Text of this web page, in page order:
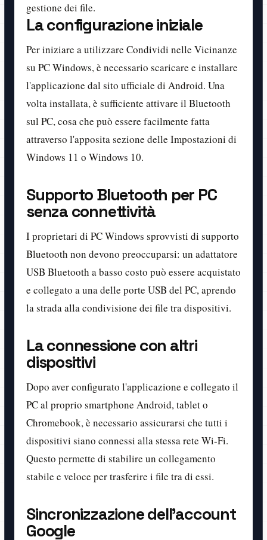
gestione dei file.
La configurazione iniziale
Per iniziare a utilizzare Condividi nelle Vicinanze
su PC Windows, è necessario scaricare e installare
l'applicazione dal sito ufficiale di Android. Una
volta installata, è sufficiente attivare il Bluetooth
sul PC, cosa che può essere facilmente fatta
attraverso l'apposita sezione delle Impostazioni di
Windows 11 o Windows 10.
Supporto Bluetooth per PC
senza connettività
I proprietari di PC Windows sprovvisti di supporto
Bluetooth non devono preoccuparsi: un adattatore
USB Bluetooth a basso costo può essere acquistato
e collegato a una delle porte USB del PC, aprendo
la strada alla condivisione dei file tra dispositivi.
La connessione con altri
dispositivi
Dopo aver configurato l'applicazione e collegato il
PC al proprio smartphone Android, tablet o
Chromebook, è necessario assicurarsi che tutti i
dispositivi siano connessi alla stessa rete Wi-Fi.
Questo permette di stabilire un collegamento
stabile e veloce per trasferire i file tra di essi.
Sincronizzazione dell'account
Google